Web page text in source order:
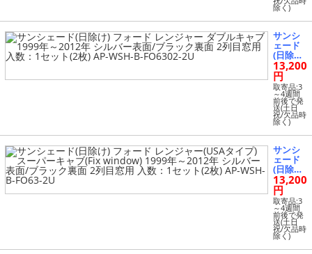
枚) AP-
WSH-B-
FO6303-
2
キャブ
(Fix wi
1999年
～2012
年 シル
バー表
面/ブラ
ック裏
面 1列目
窓用 入
数：1セ
ット(2
枚) AP-
WSH-B-
FO63-2
除く)
サンシ
ェード
(日除け)
フォー
ド レン
ジャー
ダブル
キャブ 1
999年～
2012年
シルバ
ブラッ
ク裏面 2
列目窓
用 入
数：1セ
ット(2
枚) AP-
WSH-B-
FO6302-
2U
13,200
円
取寄品:3
～4週間
前後で発
送(土日
祝/欠品時
除く)
サンシ
ェード
(日除け)
フォー
ド レン
ジャー
(USAタ
イプ) ス
ーパー
キャブ
(Fix wi
13,200
円
取寄品:3
～4週間
前後で発
送(土日
祝/欠品時
除く)